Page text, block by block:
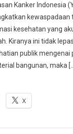
Kanker Indonesia
kewaspadaan
kesehatan yang
Kiranya ini tidak
publik mengenai
bangunan, maka […]
X